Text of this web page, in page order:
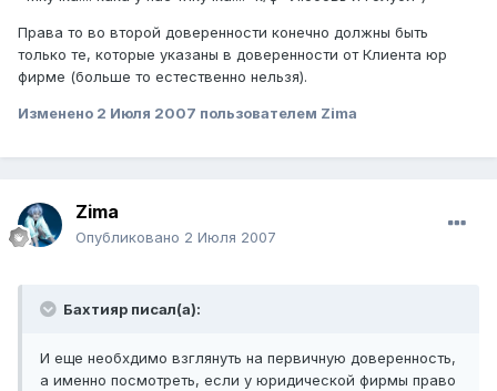
Права то во второй доверенности конечно должны быть
только те, которые указаны в доверенности от Клиента юр
фирме (больше то естественно нельзя).
Изменено 2 Июля 2007 пользователем Zima
Zima
Опубликовано 2 Июля 2007
Бахтияр писал(а):
И еще необхдимо взглянуть на первичную доверенность,
а именно посмотреть, если у юридической фирмы право